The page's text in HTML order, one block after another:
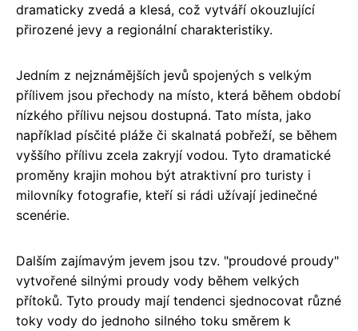
dramaticky zvedá a klesá, což vytváří okouzlující
přirozené jevy a regionální charakteristiky.
Jedním z nejznámějších jevů spojených s velkým
přílivem jsou přechody na místo, která během období
nízkého přílivu nejsou dostupná. Tato místa, jako
například písčité pláže či skalnatá pobřeží, se během
vyššího přílivu zcela zakryjí vodou. Tyto dramatické
proměny krajin mohou být atraktivní pro turisty i
milovníky fotografie, kteří si rádi užívají jedinečné
scenérie.
Dalším zajímavým jevem jsou tzv. "proudové proudy"
vytvořené silnými proudy vody během velkých
přítoků. Tyto proudy mají tendenci sjednocovat různé
toky vody do jednoho silného toku směrem k